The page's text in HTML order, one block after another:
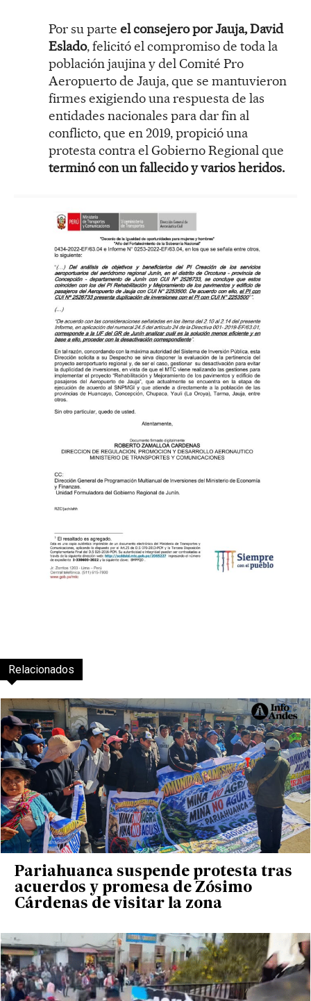
Por su parte el consejero por Jauja, David
Eslado, felicitó el compromiso de toda la
población jaujina y del Comité Pro
Aeropuerto de Jauja, que se mantuvieron
firmes exigiendo una respuesta de las
entidades nacionales para dar fin al
conflicto, que en 2019, propició una
protesta contra el Gobierno Regional que
terminó con un fallecido y varios heridos.
Relacionados
Pariahuanca suspende protesta tras
acuerdos y promesa de Zósimo
Cárdenas de visitar la zona